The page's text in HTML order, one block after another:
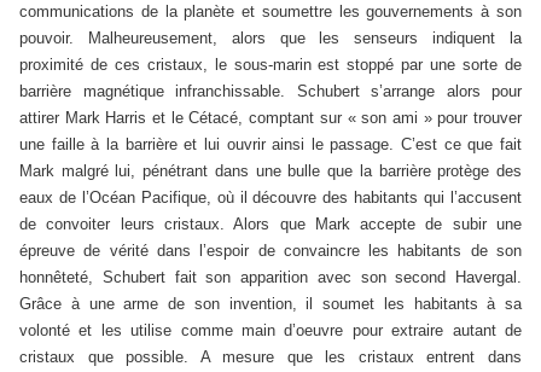
communications de la planète et soumettre les gouvernements à son
pouvoir. Malheureusement, alors que les senseurs indiquent la
proximité de ces cristaux, le sous-marin est stoppé par une sorte de
barrière magnétique infranchissable. Schubert s’arrange alors pour
attirer Mark Harris et le Cétacé, comptant sur « son ami » pour trouver
une faille à la barrière et lui ouvrir ainsi le passage. C’est ce que fait
Mark malgré lui, pénétrant dans une bulle que la barrière protège des
eaux de l’Océan Pacifique, où il découvre des habitants qui l’accusent
de convoiter leurs cristaux. Alors que Mark accepte de subir une
épreuve de vérité dans l’espoir de convaincre les habitants de son
honnêteté, Schubert fait son apparition avec son second Havergal.
Grâce à une arme de son invention, il soumet les habitants à sa
volonté et les utilise comme main d’oeuvre pour extraire autant de
cristaux que possible. A mesure que les cristaux entrent dans